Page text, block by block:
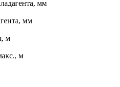
мм
мм
м
м